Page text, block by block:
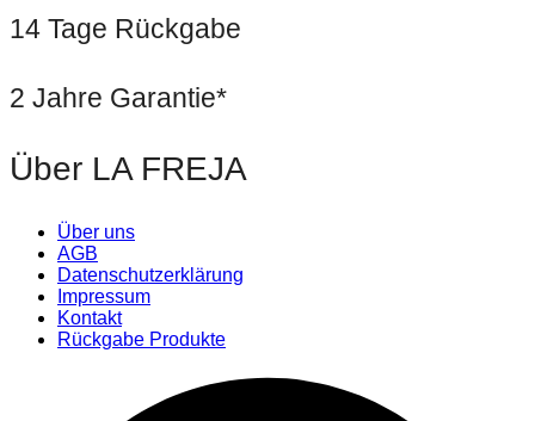
14 Tage Rückgabe
2 Jahre Garantie*
Über LA FREJA
Über uns
AGB
Datenschutzerklärung
Impressum
Kontakt
Rückgabe Produkte